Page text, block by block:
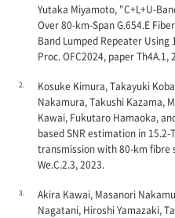
Yutaka Miyamoto, "C+L+U-
Over 80-km-Span G.654.E
Band Lumped Repeater Using
Proc. OFC2024, paper Th4A.1,
2.
Kosuke Kimura, Takayuki
Nakamura, Takushi Kazama,
Kawai, Fukutaro Hamaoka,
based SNR estimation in
transmission with 80-km fibre
We.C.2.3, 2023.
3.
Akira Kawai, Masanori
Nagatani, Hiroshi Yamazaki,